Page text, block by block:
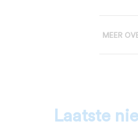
MEER
Laatste